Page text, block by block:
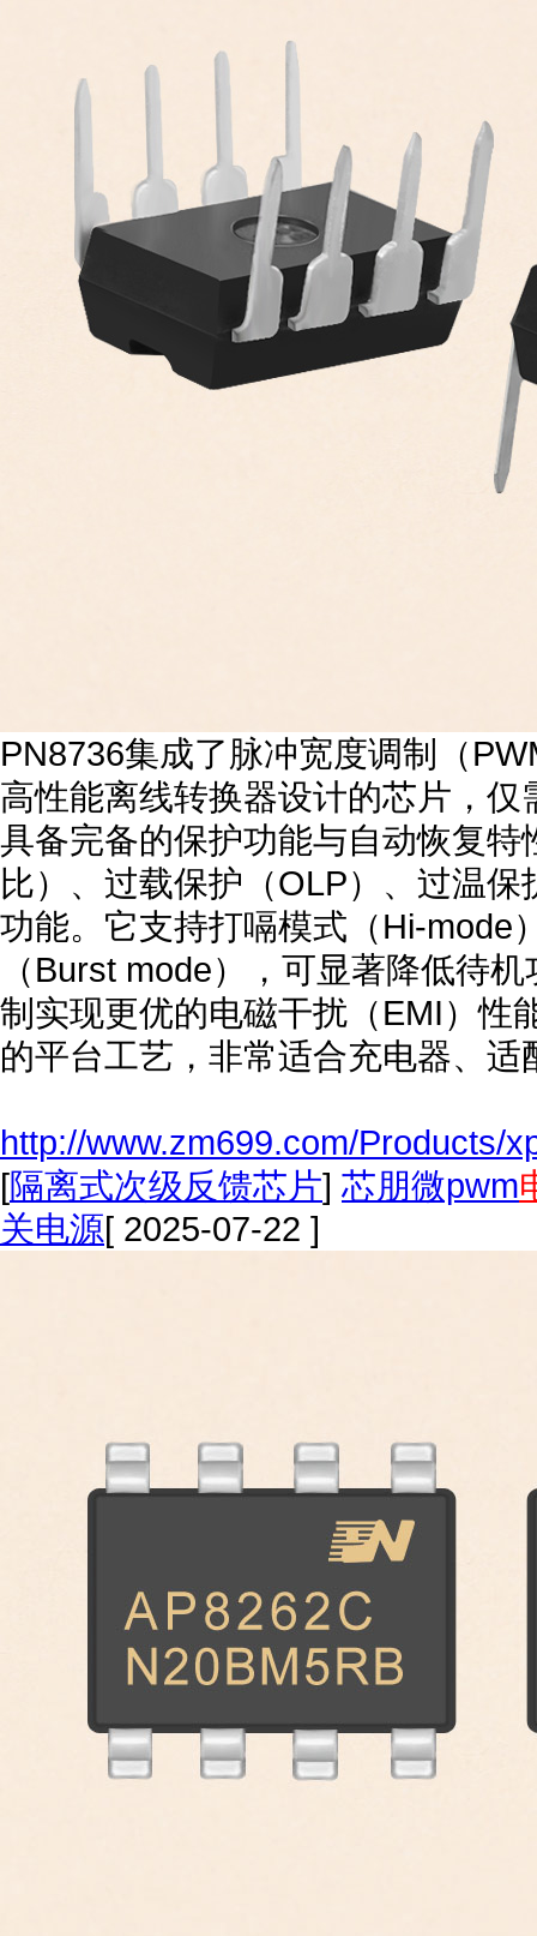
PN8736集成了脉冲宽度调制（
高性能离线转换器设计的芯片，
具备完备的保护功能与自动恢复
比）、过载保护（OLP）、过温
功能。它支持打嗝模式（Hi-mode
（Burst mode），可显著降低待
制实现更优的电磁干扰（EMI）性
的平台工艺，非常适合充电器、
http://www.zm699.com/Products/
[隔离式次级反馈芯片] 芯朋微pwm
关电源[ 2025-07-22 ]